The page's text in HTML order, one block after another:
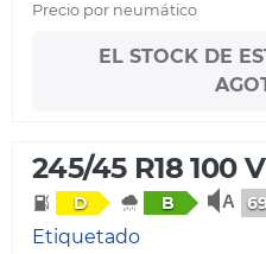
Precio por neumático
EL STOCK DE
245/45 R18 100 V
D B
Etiquetado